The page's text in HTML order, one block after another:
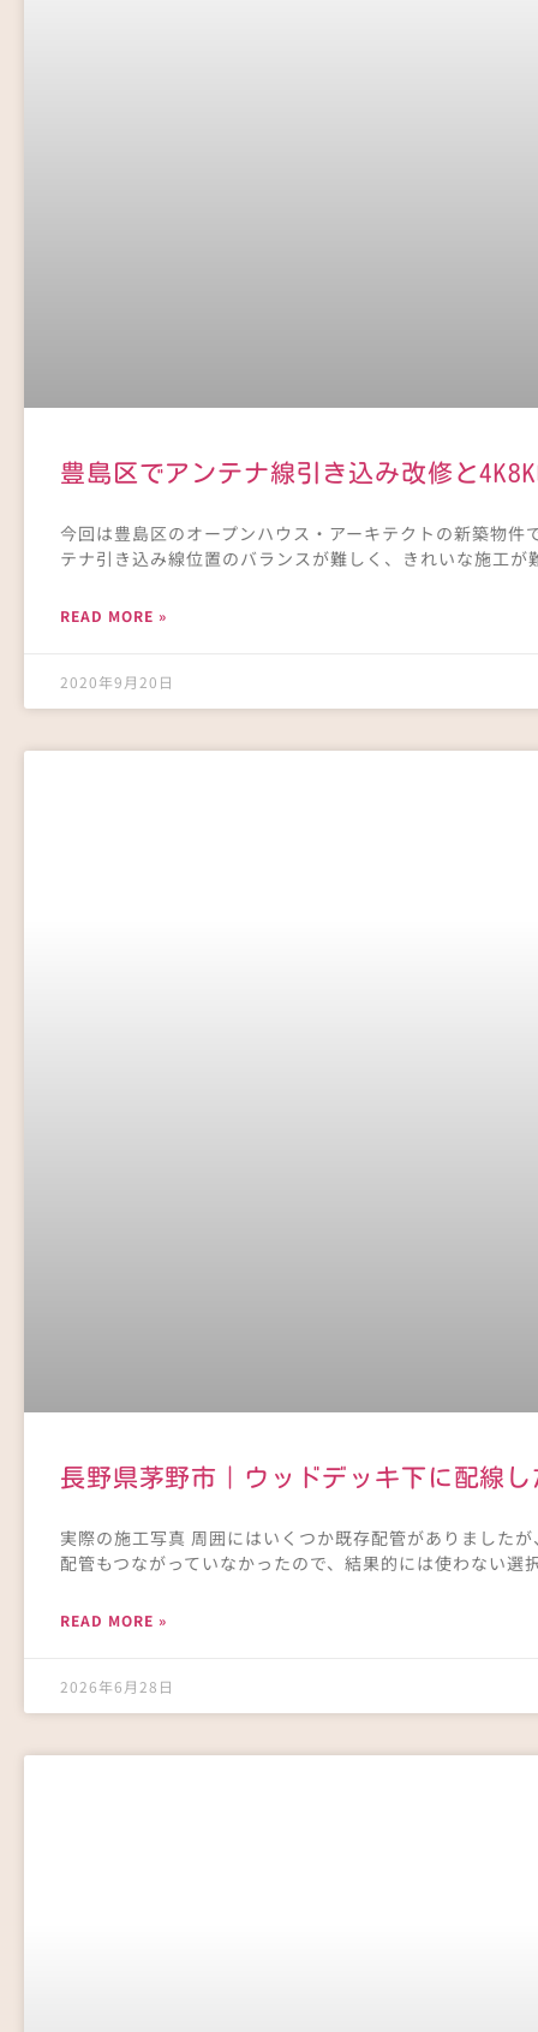
豊島区でアンテナ線引き込み改修と
今回は豊島区のオープンハウス・アーキテクトの新築物
テナ引き込み線位置のバランスが難しく、きれいな施工
READ MORE »
2020年9月20日
長野県茅野市｜ウッドデッキ下に配線
実際の施工写真 周囲にはいくつか既存配管がありました
配管もつながっていなかったので、結果的には使わない選
READ MORE »
2026年6月28日